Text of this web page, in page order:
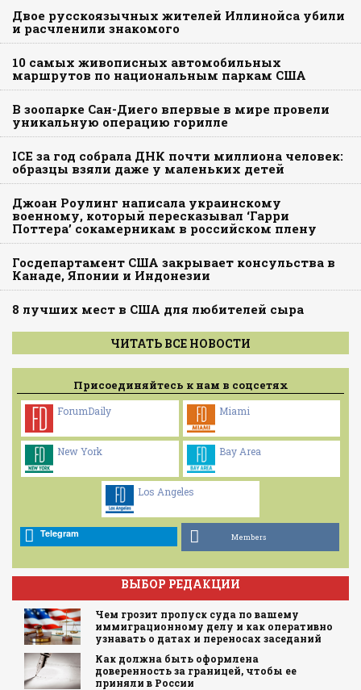
Двое русскоязычных жителей Иллинойса убили
и расчленили знакомого
10 самых живописных автомобильных
маршрутов по национальным паркам США
В зоопарке Сан-Диего впервые в мире провели
уникальную операцию горилле
ICE за год собрала ДНК почти миллиона человек:
образцы взяли даже у маленьких детей
Джоан Роулинг написала украинскому
военному, который пересказывал ‘Гарри
Поттера’ сокамерникам в российском плену
Госдепартамент США закрывает консульства в
Канаде, Японии и Индонезии
8 лучших мест в США для любителей сыра
ЧИТАТЬ ВСЕ НОВОСТИ
Присоединяйтесь к нам в соцсетях
ForumDaily Miami
New York Bay Area
Los Angeles
Telegram Members
ВЫБОР РЕДАКЦИИ
Чем грозит пропуск суда по вашему
иммиграционному делу и как оперативно
узнавать о датах и переносах заседаний
Как должна быть оформлена
доверенность за границей, чтобы ее
приняли в России